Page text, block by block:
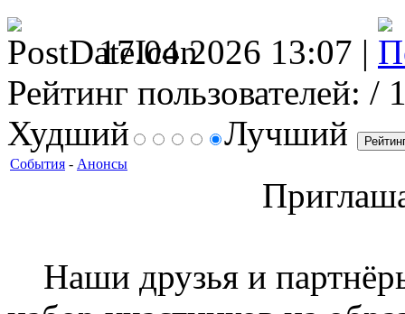
17.04.2026 13:07 |
Рейтинг пользователей: /
Худший
Лучший
События - Анонсы
Наши друзья и